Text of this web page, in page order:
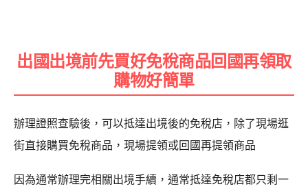
出國出境前先買好免稅商品回國再領取
購物好簡單
辦理證照查驗後，可以抵達出境後的免稅店，除了現場逛
街直接購買免稅商品，現場提領或回國再提領商品
因為通常辦理完相關出境手續，通常抵達免稅店都只剩一